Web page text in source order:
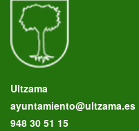
Ultzama
ayuntamiento@ultzama.es
948 30 51 15